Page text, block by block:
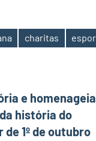
charitas
e homenageia
história do
1º de outubro